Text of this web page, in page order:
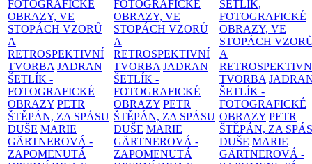
FOTOGRAFICKÉ
OBRAZY, VE
STOPÁCH VZORŮ
A
RETROSPEKTIVNÍ
TVORBA JADRAN
ŠETLÍK -
FOTOGRAFICKÉ
OBRAZY PETR
ŠTĚPÁN, ZA SPÁSU
DUŠE MARIE
GÄRTNEROVÁ -
ZAPOMENUTÁ
FOTOGRAFICKÉ
OBRAZY, VE
STOPÁCH VZORŮ
A
RETROSPEKTIVNÍ
TVORBA JADRAN
ŠETLÍK -
FOTOGRAFICKÉ
OBRAZY PETR
ŠTĚPÁN, ZA SPÁSU
DUŠE MARIE
GÄRTNEROVÁ -
ZAPOMENUTÁ
ŠETLÍK,
FOTOGRAFICKÉ
OBRAZY, VE
STOPÁCH
A
TVORBA
ŠETLÍK -
FOTOGRAFICKÉ
OBRAZY PETR
ŠTĚPÁN, ZA
DUŠE MARIE
GÄRTNEROVÁ -